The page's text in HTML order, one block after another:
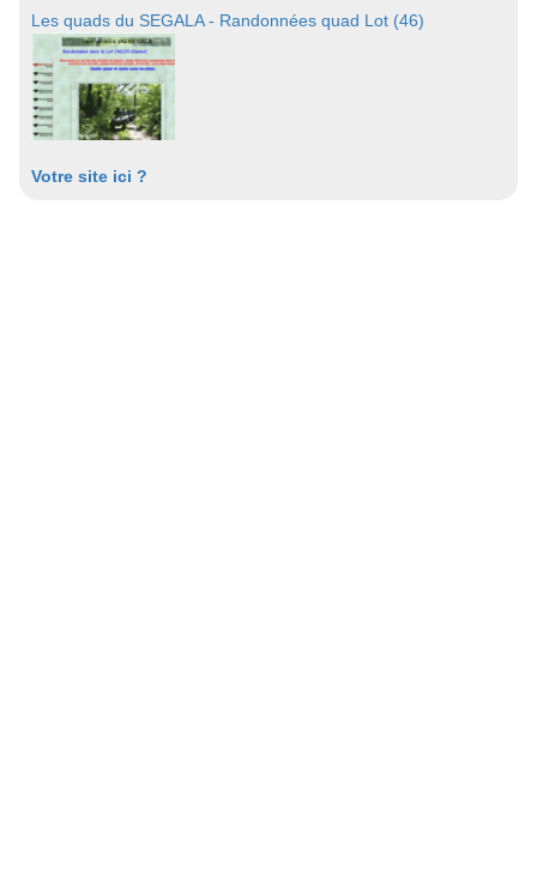
Les quads du SEGALA - Randonnées quad Lot (46)
Votre site ici ?